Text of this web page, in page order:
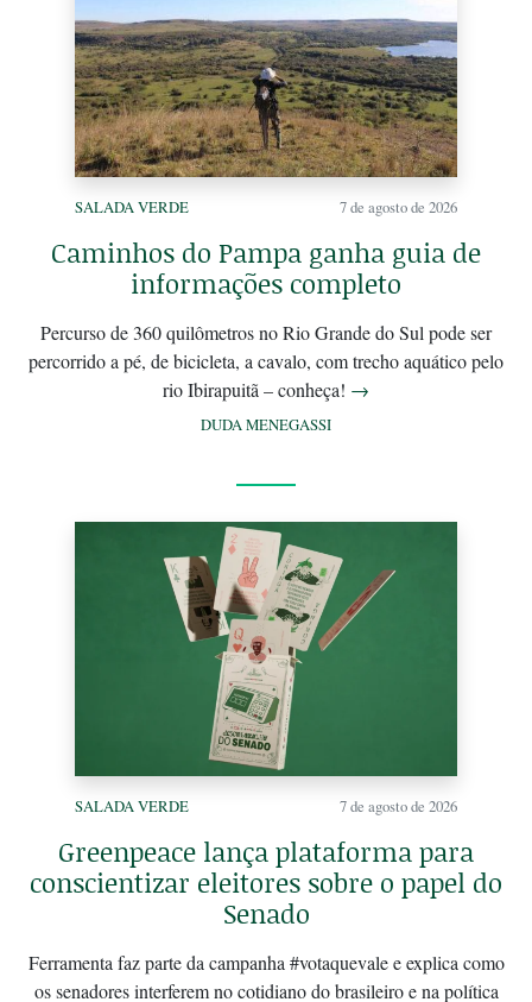
SALADA VERDE 7 de agosto de 2026
Caminhos do Pampa ganha guia de
informações completo
Percurso de 360 quilômetros no Rio Grande do Sul pode ser
percorrido a pé, de bicicleta, a cavalo, com trecho aquático pelo
rio Ibirapuitã – conheça! →
DUDA MENEGASSI
SALADA VERDE 7 de agosto de 2026
Greenpeace lança plataforma para
conscientizar eleitores sobre o papel do
Senado
Ferramenta faz parte da campanha #votaquevale e explica como
os senadores interferem no cotidiano do brasileiro e na política